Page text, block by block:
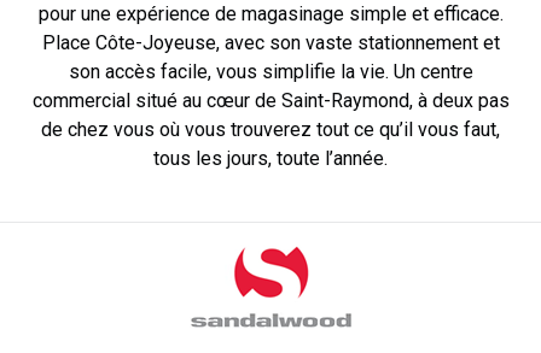
pour une expérience de magasinage simple et efficace.
Place Côte-Joyeuse, avec son vaste stationnement et
son accès facile, vous simplifie la vie. Un centre
commercial situé au cœur de Saint-Raymond, à deux pas
de chez vous où vous trouverez tout ce qu’il vous faut,
tous les jours, toute l’année.